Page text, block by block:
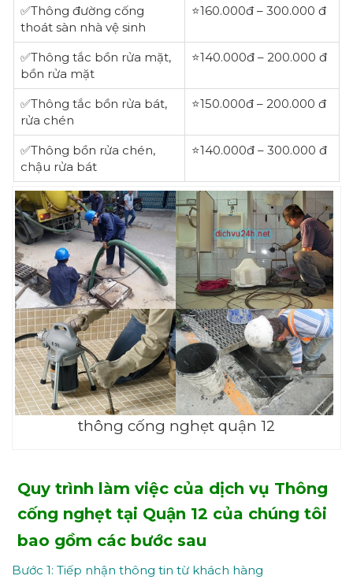
‎✅Thông đường cống
thoát sàn nhà vệ sinh
⭐160.000đ – 300.000 đ
‎✅Thông tắc bồn rửa mặt,
bồn rửa mặt
⭐140.000đ – 200.000 đ
‎✅Thông tắc bồn rửa bát,
rửa chén
⭐150.000đ – 200.000 đ
✅Thông bồn rửa chén,
chậu rửa bát
⭐140.000đ – 300.000 đ
thông cống nghẹt quận 12
Quy trình làm việc của dịch vụ Thông
cống nghẹt tại Quận 12 của chúng tôi
bao gồm các bước sau
Bước 1: Tiếp nhận thông tin từ khách hàng